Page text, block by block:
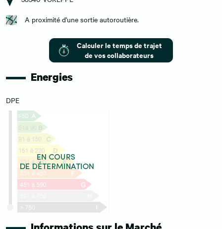
A proximité d'une sortie autoroutière.
Calculer le temps de trajet
de vos collaborateurs
Energies
DPE